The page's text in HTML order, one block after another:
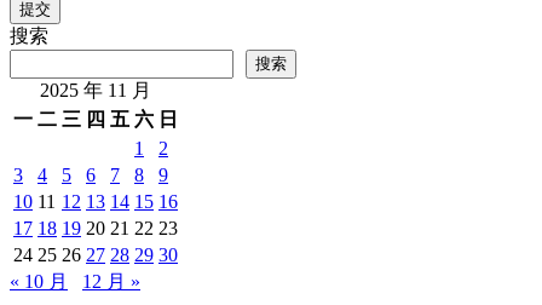
提交
搜索
搜索
2025 年 11 月
一 二 三 四 五 六 日
1
2
3
4 5 6 7 8
9
10 11 12 13 14 15 16
17 18 19 20 21 22 23
24 25 26 27 28 29 30
« 10 月
12 月 »